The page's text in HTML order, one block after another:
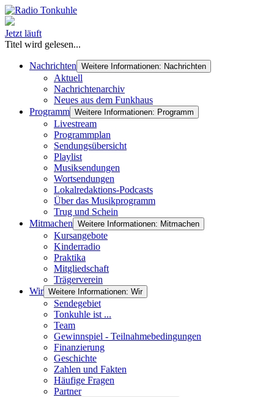
Jetzt läuft
Titel wird gelesen...
Nachrichten Weitere Informationen: Nachrichten
Aktuell
Nachrichtenarchiv
Neues aus dem Funkhaus
Programm Weitere Informationen: Programm
Livestream
Programmplan
Sendungsübersicht
Playlist
Musiksendungen
Wortsendungen
Lokalredaktions-Podcasts
Über das Musikprogramm
Trug und Schein
Mitmachen Weitere Informationen: Mitmachen
Kursangebote
Kinderradio
Praktika
Mitgliedschaft
Trägerverein
Wir Weitere Informationen: Wir
Sendegebiet
Tonkuhle ist ...
Team
Gewinnspiel - Teilnahmebedingungen
Finanzierung
Geschichte
Zahlen und Fakten
Häufige Fragen
Partner